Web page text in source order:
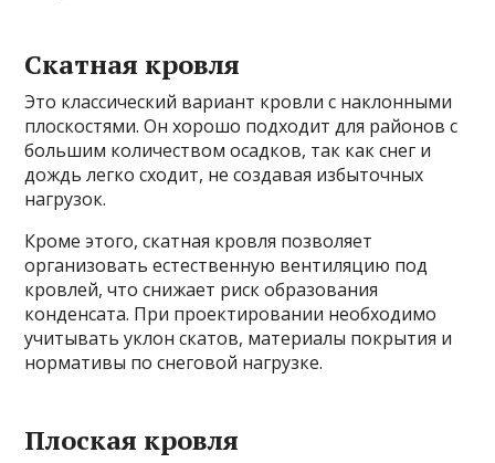
Скатная кровля
Это классический вариант кровли с наклонными
плоскостями. Он хорошо подходит для районов с
большим количеством осадков, так как снег и
дождь легко сходит, не создавая избыточных
нагрузок.
Кроме этого, скатная кровля позволяет
организовать естественную вентиляцию под
кровлей, что снижает риск образования
конденсата. При проектировании необходимо
учитывать уклон скатов, материалы покрытия и
нормативы по снеговой нагрузке.
Плоская кровля